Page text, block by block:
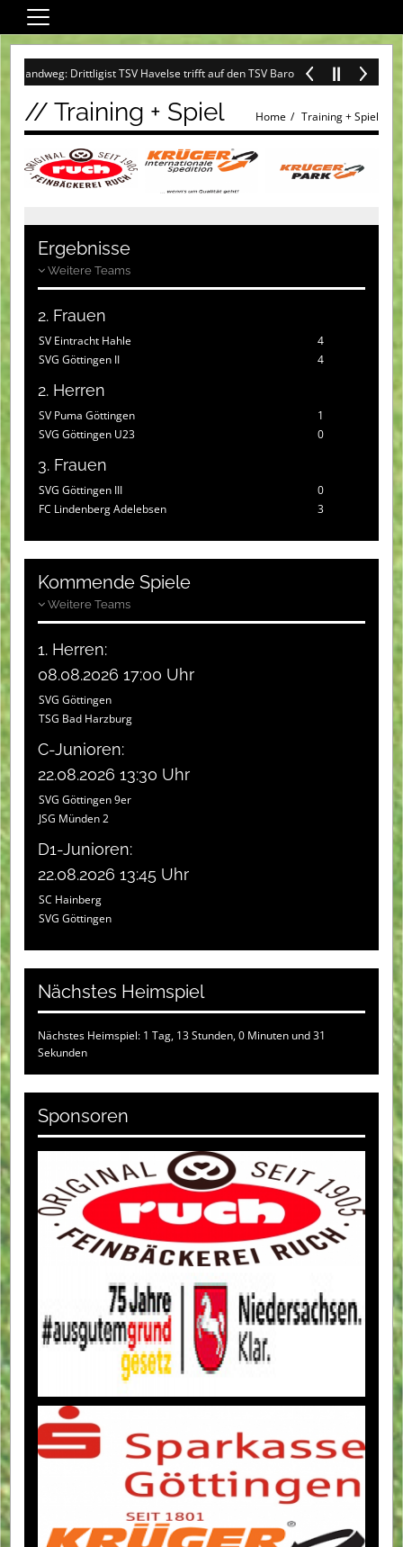
Wir über uns
Fußball
Sandweg-Special
Turniere
Service
Fanshop SVG
Spielplan (Heim)
Drittligist TSV Havelse trifft auf den TSV Barockstadt Fulda-Lehnerz
// Training + Spiel Home Training + Spiel
Ergebnisse
Weitere Teams
2. Frauen
SV Eintracht Hahle
4
SVG Göttingen II
4
2. Herren
SV Puma Göttingen
1
SVG Göttingen U23
0
3. Frauen
SVG Göttingen III
0
FC Lindenberg Adelebsen
3
Kommende Spiele
Weitere Teams
1. Herren:
08.08.2026 17:00 Uhr
SVG Göttingen
TSG Bad Harzburg
C-Junioren:
22.08.2026 13:30 Uhr
SVG Göttingen 9er
JSG Münden 2
D1-Junioren:
22.08.2026 13:45 Uhr
SC Hainberg
SVG Göttingen
Nächstes Heimspiel
Nächstes Heimspiel: 1 Tag, 13 Stunden, 0 Minuten und 31
Sekunden
Sponsoren